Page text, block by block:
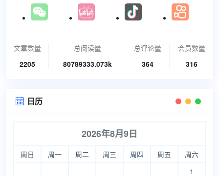
文章数量
2205
总阅读量
80789333.073k
总评论量
364
会员数量
316
 日历
2026年8月9日
周日 周一 周二 周三 周四 周五
周六
1